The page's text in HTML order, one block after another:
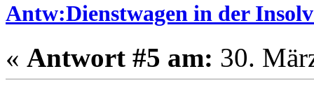
Antw:Dienstwagen in der
« Antwort #5 am: 30.